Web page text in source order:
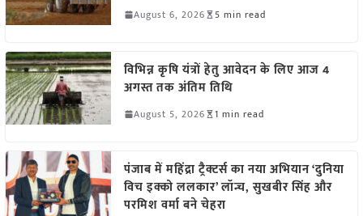
August 6, 2026 5 min read
विभिन्न कृषि यंत्रों हेतु आवेदन के लिए आज 4
अगस्त तक अंतिम तिथि
August 5, 2026 1 min read
पंजाब में महिंद्रा ट्रैक्टर्स का नया अभियान ‘दुनिया
विच इक्को ललकार’ लॉन्च, सुखबीर सिंह और
परमिश वर्मा बने चेहरा